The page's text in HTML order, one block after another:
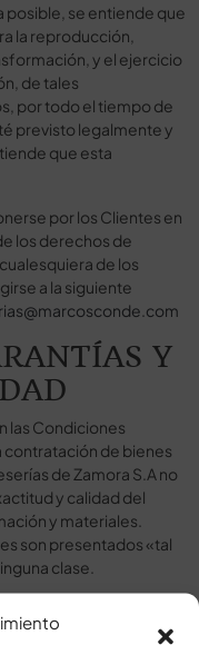
posible, se entiende que
la reproducción,
y el ejercicio
de tales
por todo el tiempo de
previsto legalmente y
que esta
por los Clientes en
los derechos de
de los
a la siguiente
Y
las Condiciones
contratación de bienes
de Zamora S.A no
y calidad del
y materiales.
son presentados «tal
clase.
de cualquiera o de